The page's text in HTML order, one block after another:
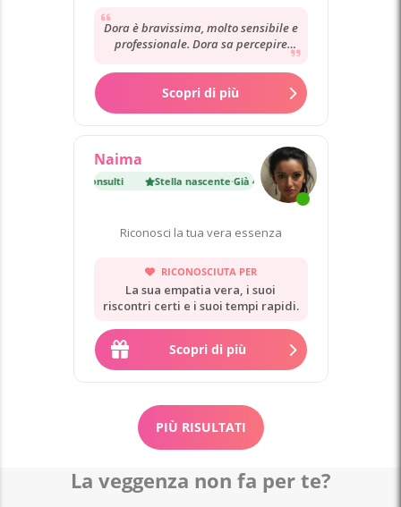
Dora è bravissima, molto sensibile e
professionale. Dora sa percepire
molto profonda...
Scopri di più
Naima
Già 4 300 consulti Stella nascente·Già 4 300 consulti
Riconosci la tua vera essenza
RICONOSCIUTA PER
La sua empatia vera, i suoi
riscontri certi e i suoi tempi rapidi.
Scopri di più
PIÙ RISULTATI
La veggenza non fa per te?